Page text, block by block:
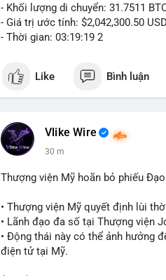
- Khối lượng di chuyển: 31.7511
- Giá trị ước tính: $2,042,300.50
- Thời gian: 03:19:19 2
Like Bình luận
Vlike Wire
30 m
Thượng viện Mỹ hoãn bỏ phiếu
• Thượng viện Mỹ quyết định lùi
• Lãnh đạo đa số tại Thượng viện
• Động thái này có thể ảnh hưởng
điện tử tại Mỹ.